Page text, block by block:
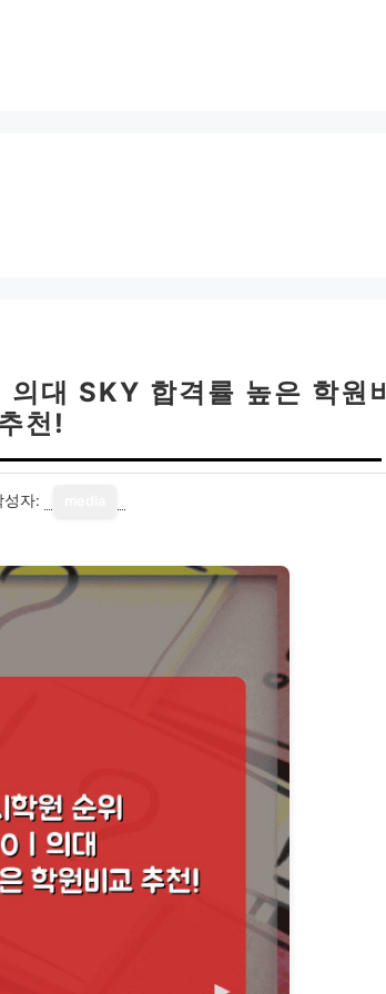
대 SKY 합격률 높은 학원비
천!
성자: